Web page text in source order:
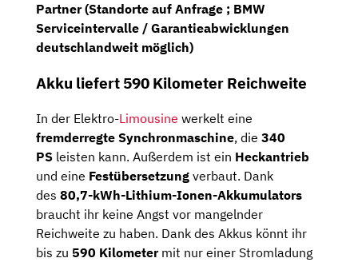
Partner (Standorte auf Anfrage ; BMW
Serviceintervalle / Garantieabwicklungen
deutschlandweit möglich)
Akku liefert 590 Kilometer Reichweite
In der Elektro-Limousine werkelt eine
fremderregte Synchronmaschine, die 340
PS leisten kann. Außerdem ist ein Heckantrieb
und eine Festübersetzung verbaut. Dank
des 80,7-kWh-Lithium-Ionen-Akkumulators
braucht ihr keine Angst vor mangelnder
Reichweite zu haben. Dank des Akkus könnt ihr
bis zu 590 Kilometer mit nur einer Stromladung